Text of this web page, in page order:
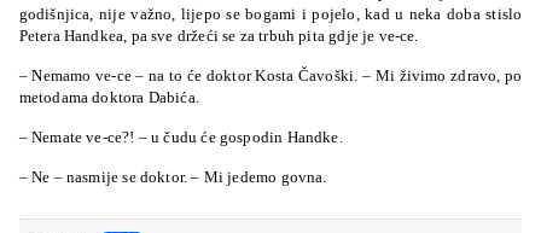
godišnjica, nije važno, lijepo se bogami i pojelo, kad u neka doba stislo
Petera Handkea, pa sve držeći se za trbuh pita gdje je ve-ce.
– Nemamo ve-ce – na to će doktor Kosta Čavoški. – Mi živimo zdravo, po
metodama doktora Dabića.
– Nemate ve-ce?! – u čudu će gospodin Handke.
– Ne – nasmije se doktor. – Mi jedemo govna.